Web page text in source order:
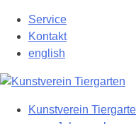
Hauptinhalt
springen
Service
Kontakt
english
Kunstverein